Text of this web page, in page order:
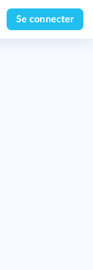
Se connecter